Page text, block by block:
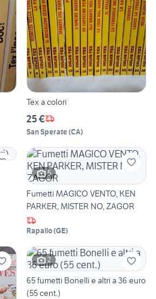
Tex a colori
25 €
San Sperate(CA)
5
Fumetti MAGICO VENTO, KEN
PARKER, MISTER NO, ZAGOR
Rapallo(GE)
2
65 fumetti Bonelli e altri a 36 euro
(55 cent.)